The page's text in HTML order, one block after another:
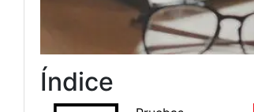
Índice